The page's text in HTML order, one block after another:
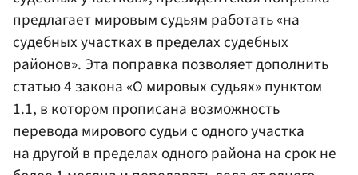
предлагает мировым судьям работать «на
судебных участках в пределах судебных
районов». Эта поправка позволяет дополнить
статью 4 закона «О мировых судьях» пунктом
1.1, в котором прописана возможность
перевода мирового судьи с одного участка
на другой в пределах одного района на срок не